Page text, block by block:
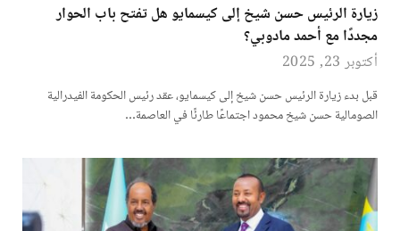
زيارة الرئيس حسن شيخ إلى كيسمايو هل تفتح باب الحوار
مجددًا مع أحمد مادوبي؟
أكتوبر 23, 2025
قبل بدء زيارة الرئيس حسن شيخ إلى كيسمايو، عقد رئيس الحكومة الفيدرالية
الصومالية حسن شيخ محمود اجتماعًا طارئًا في العاصمة…